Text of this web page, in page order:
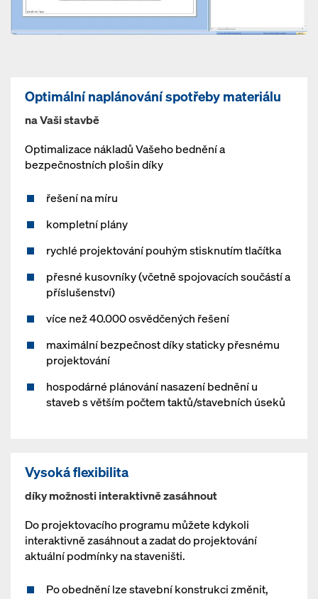
Optimální naplánování spotřeby materiálu
na Vaši stavbě
Optimalizace nákladů Vašeho bednění a
bezpečnostních plošin díky
řešení na míru
kompletní plány
rychlé projektování pouhým stisknutím tlačítka
přesné kusovníky (včetně spojovacích součástí a
příslušenství)
více než 40.000 osvědčených řešení
maximální bezpečnost díky staticky přesnému
projektování
hospodárné plánování nasazení bednění u
staveb s větším počtem taktů/stavebních úseků
Vysoká flexibilita
díky možnosti interaktivně zasáhnout
Do projektovacího programu můžete kdykoli
interaktivně zasáhnout a zadat do projektování
aktuální podmínky na staveništi.
Po obednění lze stavební konstrukci změnit,